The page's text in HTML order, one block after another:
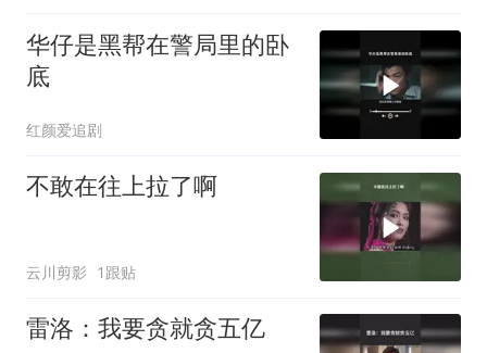
华仔是黑帮在警局里的卧
底
红颜爱追剧
不敢在往上拉了啊
云川剪影 1跟贴
雷洛：我要贪就贪五亿